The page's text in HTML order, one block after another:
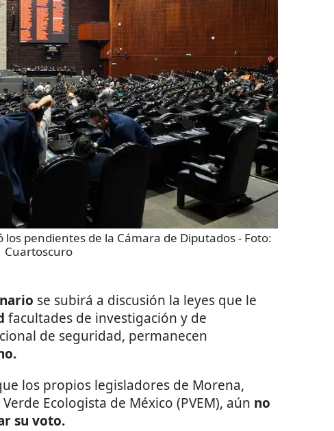
pendientes de la Cámara de Diputados- Foto:
Cuartoscuro
se subirá a discusión la leyes que le
facultades de investigación y de
de seguridad, permanecen
los propios legisladores de Morena,
Ecologista de México (PVEM), aún no
su voto.